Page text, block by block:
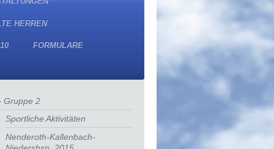
HERREN
FORMULARE
Gruppe 2
Sportliche Aktivitäten
Nenderoth-Kallenbach-